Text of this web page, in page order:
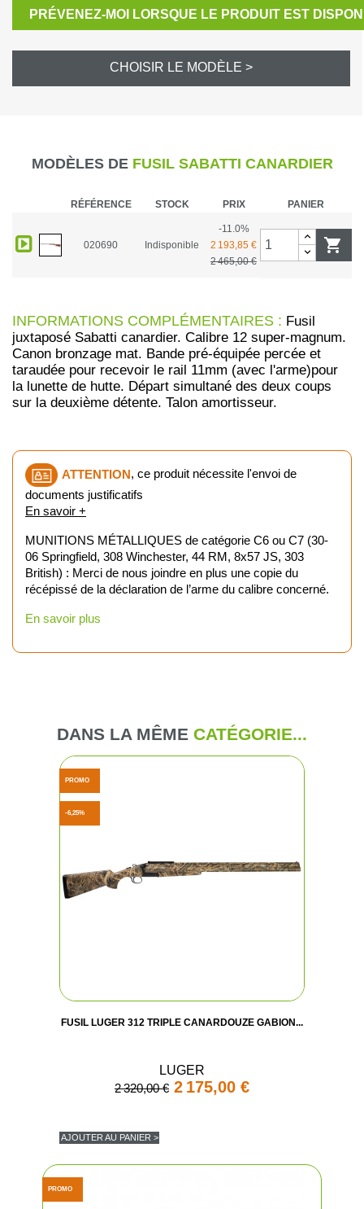
PRÉVENEZ-MOI LORSQUE LE PRODUIT EST
CHOISIR LE MODÈLE >
MODÈLES DEFUSIL SABATTI CANARDIER
RÉFÉRENCE STOCK PRIX PANIER
020690 Indisponible
-11.0%
2 193,85 €
2 465,00 €

INFORMATIONS COMPLÉMENTAIRES : Fusil
juxtaposé Sabatti canardier. Calibre 12 super-magnum.
Canon bronzage mat. Bande pré-équipée percée et
taraudée pour recevoir le rail 11mm (avec l'arme)pour
la lunette de hutte. Départ simultané des deux coups
sur la deuxième détente. Talon amortisseur.
ATTENTION, ce produit nécessite l'envoi de
documents justificatifs
En savoir +
MUNITIONS MÉTALLIQUES de catégorie C6 ou C7 (30-
06 Springfield, 308 Winchester, 44 RM, 8x57 JS, 303
British) : Merci de nous joindre en plus une copie du
récépissé de la déclaration de l’arme du calibre concerné.
En savoir plus
DANS LA MÊME CATÉGORIE...
FUSIL LUGER 312 TRIPLE CANARDOUZE GABION...
LUGER
2 320,00 € 2 175,00 €
AJOUTER AU PANIER >
PROMO
-6,25%
PROMO